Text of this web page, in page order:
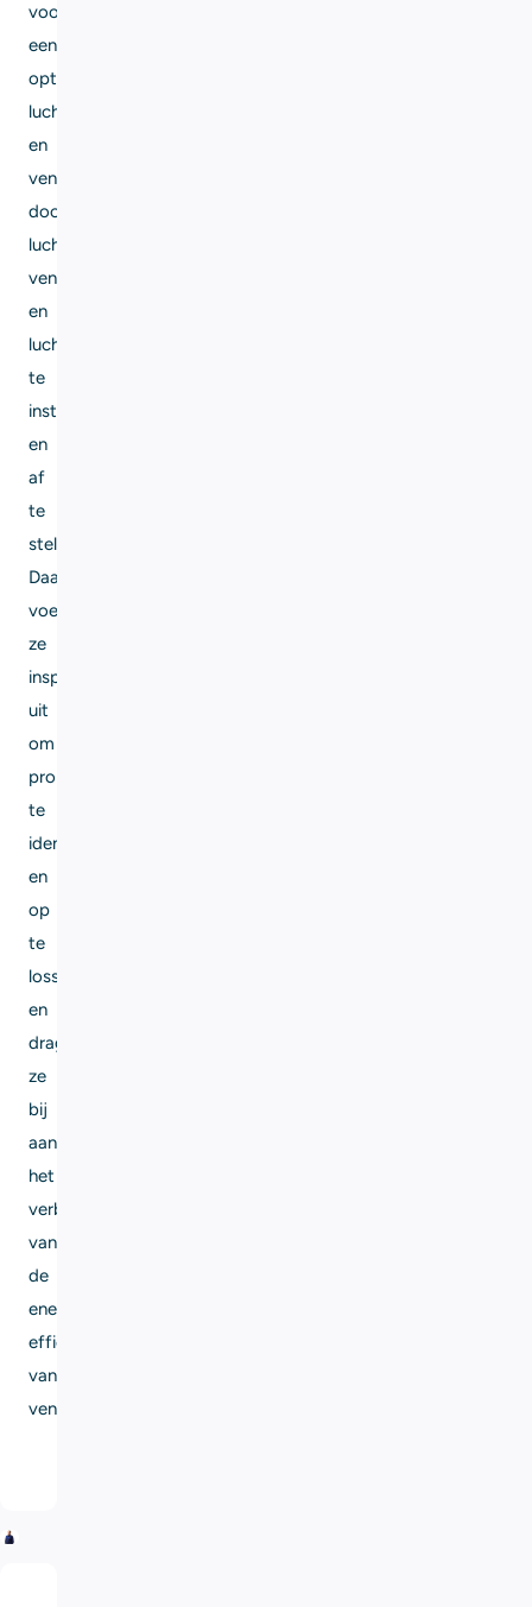
voor
een
optimale
luchtkwaliteit
en
ventilatie
door
luchtbehandelingsunits,
ventilatoren
en
luchtkanalen
te
installeren
en
af
te
stellen.
Daarnaast
voeren
ze
inspecties
uit
om
problemen
te
identificeren
en
op
te
lossen,
en
dragen
ze
bij
aan
het
verbeteren
van
de
energie-
efficiëntie
van
ventilatiesystemen.